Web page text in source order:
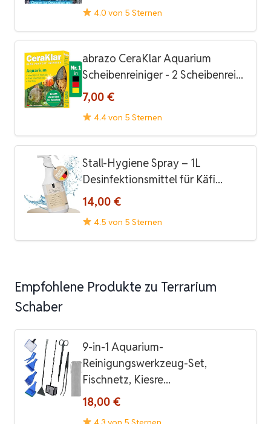
4.0 von 5 Sternen
abrazo CeraKlar Aquarium
Scheibenreiniger - 2 Scheibenrei...
7,00 €
4.4 von 5 Sternen
Stall-Hygiene Spray – 1L
Desinfektionsmittel für Käfi...
14,00 €
4.5 von 5 Sternen
Empfohlene Produkte zu Terrarium
Schaber
9-in-1 Aquarium-
Reinigungswerkzeug-Set,
Fischnetz, Kiesre...
18,00 €